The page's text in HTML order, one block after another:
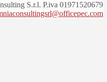
S.r.l. P.iva 01971520679